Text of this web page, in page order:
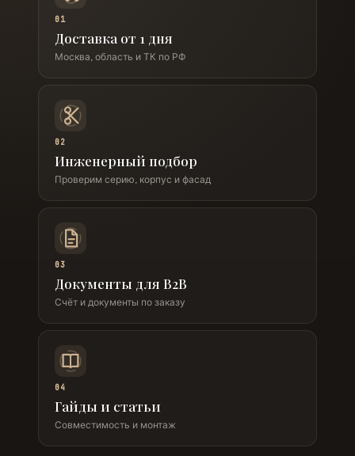
01
Доставка от 1 дня
Москва, область и ТК по РФ
02
Инженерный подбор
Проверим серию, корпус и фасад
03
Документы для B2B
Счёт и документы по заказу
04
Гайды и статьи
Совместимость и монтаж